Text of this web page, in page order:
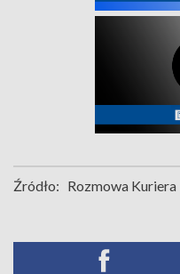
Źródło: Rozmowa Kuriera